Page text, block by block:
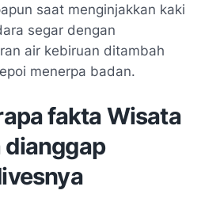
saat menginjakkan kaki
segar dengan
air kebiruan ditambah
menerpa badan.
fakta Wisata